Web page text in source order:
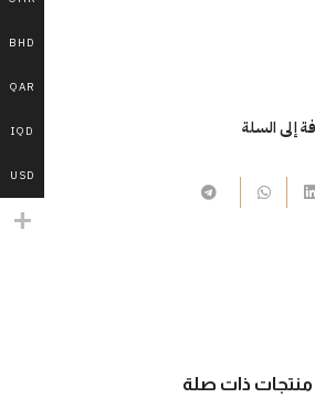
إلى السلة
منتجات ذات صلة
BHD
QAR
IQD
USD